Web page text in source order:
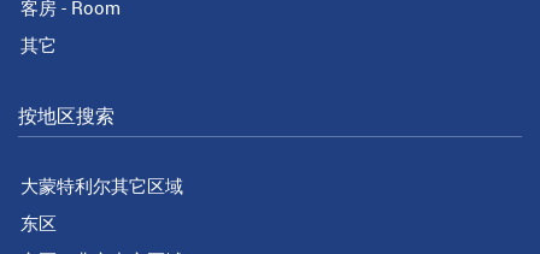
客房 - Room
其它
按地区搜索
大蒙特利尔其它区域
东区